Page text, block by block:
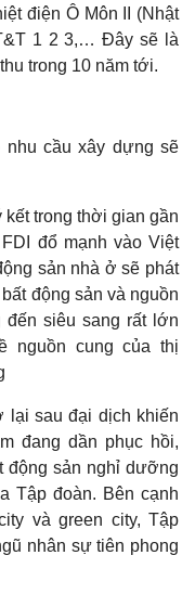
ĐẦU VÀO GIẢM
TĂNG TRƯỞNG 2
LỢI NHỜ GIÁ
CÓ HƯỞNG LỢI?
MỚI
6T2023 TRIỂN
QUÝ 2/2023 ĐỘNG
điện Ô Môn II (Nhật
1 2 3,… Đây sẽ là
trong 10 năm tới.
nhu cầu xây dựng sẽ
trong thời gian gần
đổ mạnh vào Việt
sản nhà ở sẽ phát
động sản và nguồn
đến siêu sang rất lớn
nguồn cung của thị
lại sau đại dịch khiến
đang dần phục hồi,
động sản nghỉ dưỡng
Tập đoàn. Bên cạnh
và green city, Tập
nhân sự tiên phong